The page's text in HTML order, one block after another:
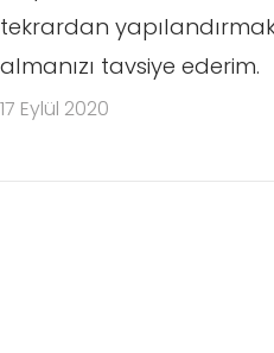
tekrardan
almanızı tavsiye ederim.
17 Eylül 2020